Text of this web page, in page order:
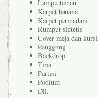
Lampu taman
Karpet bauana
Karpet permadani
Rumput sintetis
Cover meja dan kursi
Panggung
Backdrop
Tirai
Partisi
Podium
Dll.